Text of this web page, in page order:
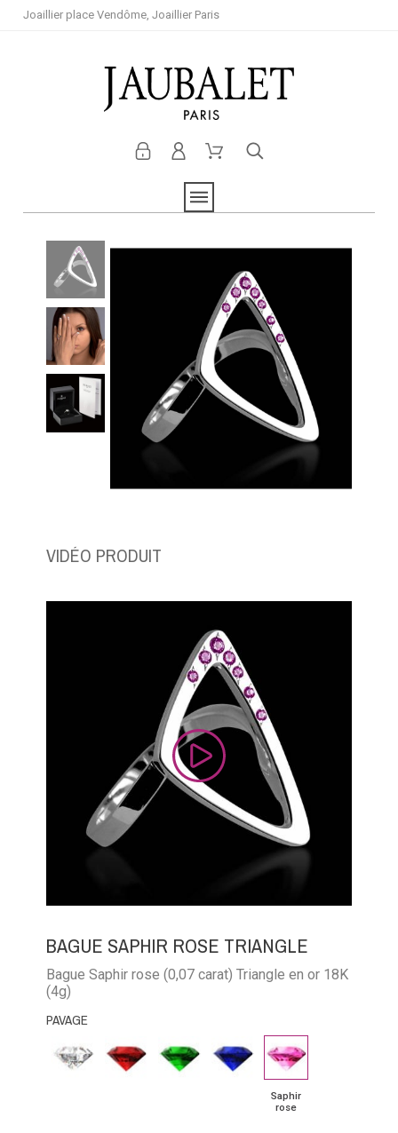
Joaillier place Vendôme, Joaillier Paris
VIDÉO PRODUIT
BAGUE SAPHIR ROSE TRIANGLE
Bague Saphir rose (0,07 carat) Triangle en or 18K
(4g)
PAVAGE
Diamant Rubis Emeraude Saphir
bleu
Saphir
rose
Saphir
rose